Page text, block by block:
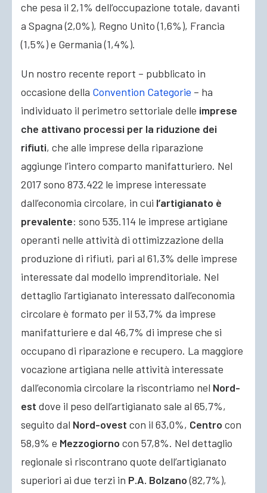
che pesa il 2,1% dell’occupazione totale, davanti
a Spagna (2,0%), Regno Unito (1,6%), Francia
(1,5%) e Germania (1,4%).
Un nostro recente report – pubblicato in
occasione della Convention Categorie – ha
individuato il perimetro settoriale delle imprese
che attivano processi per la riduzione dei
rifiuti, che alle imprese della riparazione
aggiunge l’intero comparto manifatturiero. Nel
2017 sono 873.422 le imprese interessate
dall’economia circolare, in cui l’artigianato è
prevalente: sono 535.114 le imprese artigiane
operanti nelle attività di ottimizzazione della
produzione di rifiuti, pari al 61,3% delle imprese
interessate dal modello imprenditoriale. Nel
dettaglio l’artigianato interessato dall’economia
circolare è formato per il 53,7% da imprese
manifatturiere e dal 46,7% di imprese che si
occupano di riparazione e recupero. La maggiore
vocazione artigiana nelle attività interessate
dall’economia circolare la riscontriamo nel Nord-
est dove il peso dell’artigianato sale al 65,7%,
seguito dal Nord-ovest con il 63,0%, Centro con
58,9% e Mezzogiorno con 57,8%. Nel dettaglio
regionale si riscontrano quote dell’artigianato
superiori ai due terzi in P.A. Bolzano(82,7%),